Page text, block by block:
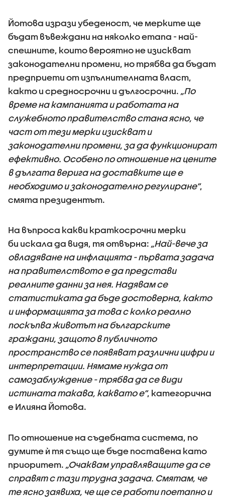
Йотова изрази убеденост, че мерките ще
бъдат въвеждани на няколко етапа - най-
спешните, които вероятно не изискват
законодателни промени, но трябва да бъдат
предприети от изпълнителната власт,
както и средносрочни и дългосрочни. „По
време на кампанията и работата на
служебното правителство стана ясно, че
част от тези мерки изискват и
законодателни промени, за да функционират
ефективно. Особено по отношение на цените
в дългата верига на доставките ще е
необходимо и законодателно регулиране“,
смята президентът.
На въпроса какви краткосрочни мерки
би искала да видя, тя отвърна: „Най-вече за
овладяване на инфлацията - първата задача
на правителството е да представи
реалните данни за нея. Надявам се
статистиката да бъде достоверна, както
и информацията за това с колко реално
поскъпва животът на българските
граждани, защото в публичното
пространство се появяват различни цифри и
интерпретации. Нямаме нужда от
самозаблуждение - трябва да се види
истината такава, каквато е“, категорична
е Илияна Йотова.
По отношение на съдебната система, по
думите ѝ тя също ще бъде поставена като
приоритет. „Очаквам управляващите да се
справят с тази трудна задача. Смятам, че
те ясно заявиха, че ще се работи поетапно и